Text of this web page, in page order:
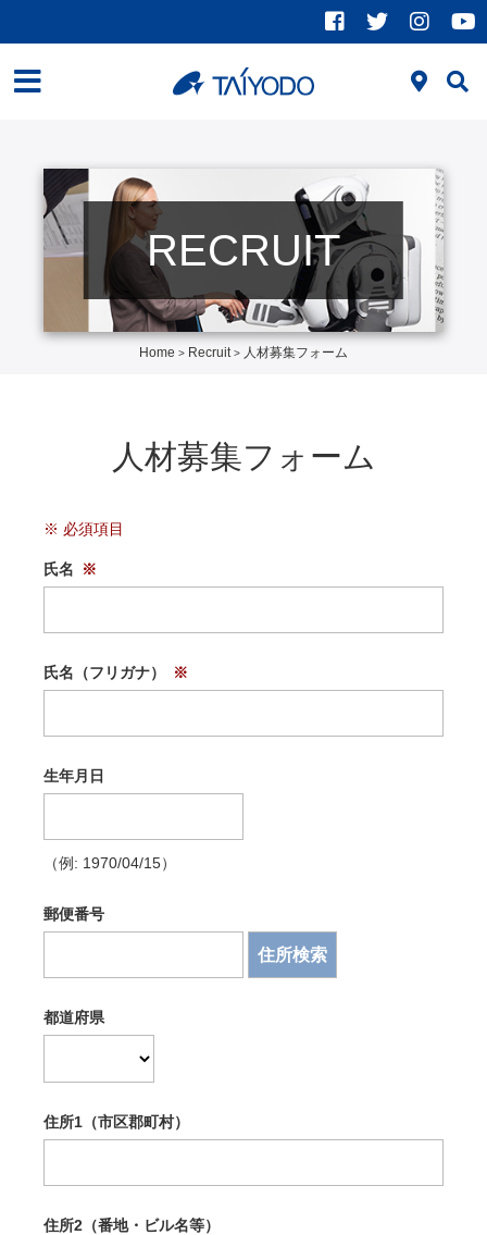
RECRUIT
Home > Recruit > 人材募集フォーム
人材募集フォーム
氏名
氏名（フリガナ）
生年月日
（例: 1970/04/15）
郵便番号
住所検索
都道府県
住所1（市区郡町村）
住所2（番地・ビル名等）